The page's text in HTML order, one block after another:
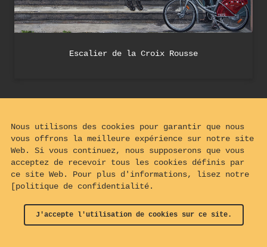
Escalier de la Croix Rousse
Nous utilisons des cookies pour garantir que nous
vous offrons la meilleure expérience sur notre site
Web. Si vous continuez, nous supposerons que vous
acceptez de recevoir tous les cookies définis par
ce site Web. Pour plus d'informations, lisez notre
[politique de confidentialité.
J'accepte l'utilisation de cookies sur ce site.